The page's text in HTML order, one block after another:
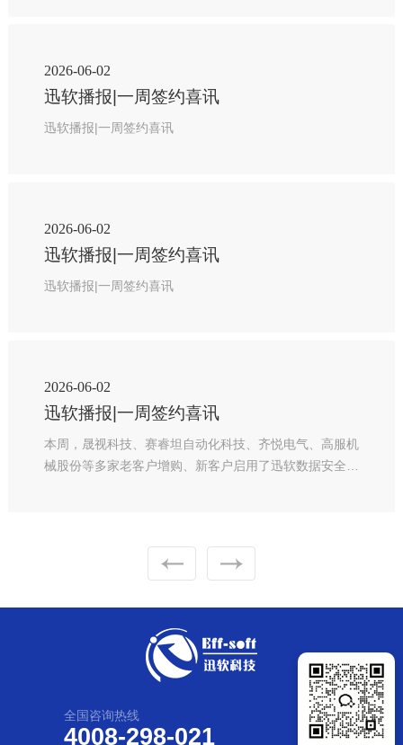
2026-06-02
迅软播报|一周签约喜讯
迅软播报|一周签约喜讯
2026-06-02
迅软播报|一周签约喜讯
迅软播报|一周签约喜讯
2026-06-02
迅软播报|一周签约喜讯
本周，晟视科技、赛睿坦自动化科技、齐悦电气、高服机
械股份等多家老客户增购、新客户启用了迅软数据安全产
全国咨询热线
4008-298-021